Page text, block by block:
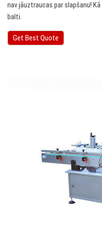
nav jāuztraucas par slapšanu!
balti.
Get Best Quote